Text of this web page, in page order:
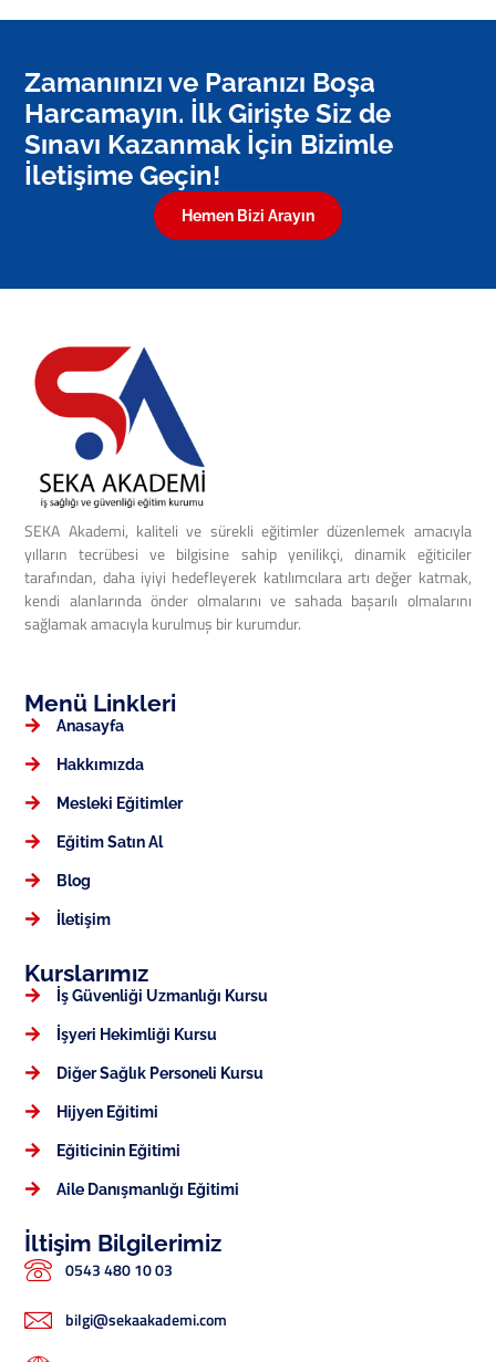
Zamanınızı ve Paranızı Boşa
Harcamayın. İlk Girişte Siz de
Sınavı Kazanmak İçin Bizimle
İletişime Geçin!
Hemen Bizi Arayın
SEKA Akademi, kaliteli ve sürekli eğitimler düzenlemek amacıyla
yılların tecrübesi ve bilgisine sahip yenilikçi, dinamik eğiticiler
tarafından, daha iyiyi hedefleyerek katılımcılara artı değer katmak,
kendi alanlarında önder olmalarını ve sahada başarılı olmalarını
sağlamak amacıyla kurulmuş bir kurumdur.
Menü Linkleri
Anasayfa
Hakkımızda
Mesleki Eğitimler
Eğitim Satın Al
Blog
İletişim
Kurslarımız
İş Güvenliği Uzmanlığı Kursu
İşyeri Hekimliği Kursu
Diğer Sağlık Personeli Kursu
Hijyen Eğitimi
Eğiticinin Eğitimi
Aile Danışmanlığı Eğitimi
İltişim Bilgilerimiz
0543 480 10 03
bilgi@sekaakademi.com